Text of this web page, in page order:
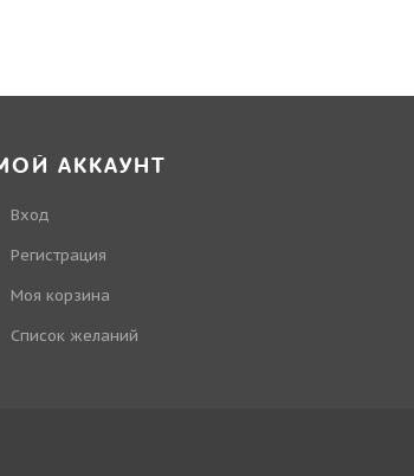
АККАУНТ
Вход
Регистрация
Моя корзина
Cписок желаний